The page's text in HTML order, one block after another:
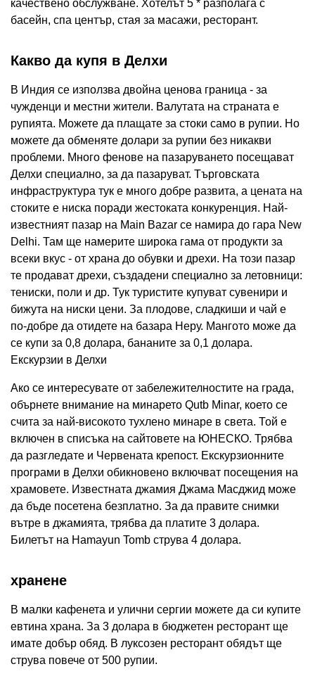
качествено обслужване. Хотелът 5 * разполага с
басейн, спа център, стая за масажи, ресторант.
Какво да купя в Делхи
В Индия се използва двойна ценова граница - за
чужденци и местни жители. Валутата на страната е
рупията. Можете да плащате за стоки само в рупии. Но
можете да обменяте долари за рупии без никакви
проблеми. Много фенове на пазаруването посещават
Делхи специално, за да пазаруват. Търговската
инфраструктура тук е много добре развита, а цената на
стоките е ниска поради жестоката конкуренция. Най-
известният пазар на Main Bazar се намира до гара New
Delhi. Там ще намерите широка гама от продукти за
всеки вкус - от храна до обувки и дрехи. На този пазар
те продават дрехи, създадени специално за летовници:
тениски, поли и др. Тук туристите купуват сувенири и
бижута на ниски цени. За плодове, сладкиши и чай е
по-добре да отидете на базара Неру. Мангото може да
се купи за 0,8 долара, бананите за 0,1 долара.
Екскурзии в Делхи
Ако се интересувате от забележителностите на града,
обърнете внимание на минарето Qutb Minar, което се
счита за най-високото тухлено минаре в света. Той е
включен в списъка на сайтовете на ЮНЕСКО. Трябва
да разгледате и Червената крепост. Екскурзионните
програми в Делхи обикновено включват посещения на
храмовете. Известната джамия Джама Масджид може
да бъде посетена безплатно. За да правите снимки
вътре в джамията, трябва да платите 3 долара.
Билетът на Hamayun Tomb струва 4 долара.
хранене
В малки кафенета и улични сергии можете да си купите
евтина храна. За 3 долара в бюджетен ресторант ще
имате добър обяд. В луксозен ресторант обядът ще
струва повече от 500 рупии.